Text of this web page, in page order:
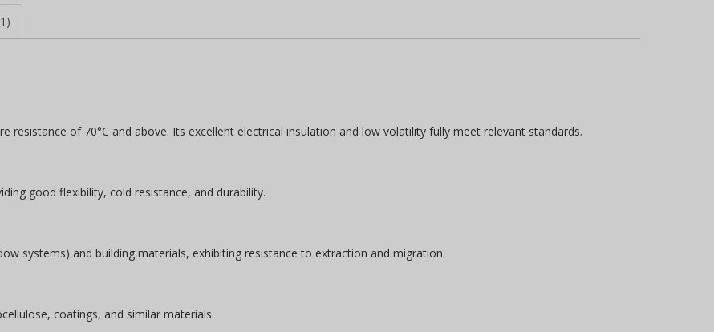
resistance of 70°C and above. Its excellent electrical insulation and low volatility fully meet relevant standards.
good flexibility, cold resistance, and durability.
systems) and building materials, exhibiting resistance to extraction and migration.
coatings, and similar materials.